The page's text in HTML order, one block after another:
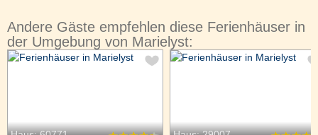
Andere Gäste empfehlen diese Ferienhäuser in
der Umgebung von Marielyst: